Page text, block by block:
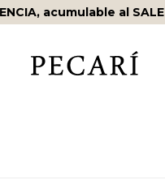
acumulable al SALE